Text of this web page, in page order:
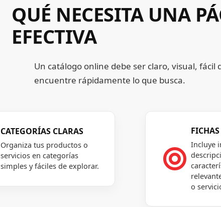
QUÉ NECESITA UNA
EFECTIVA
Un catálogo online debe ser claro, visual,
encuentre rápidamente lo que busca.
CATEGORÍAS CLARAS
Organiza tus productos o
servicios en categorías
simples y fáciles de explorar.

Incluye
o